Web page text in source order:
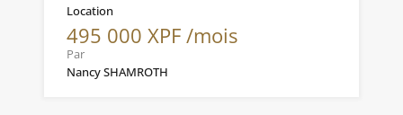
Location
495 000 XPF /mois
Par
Nancy SHAMROTH